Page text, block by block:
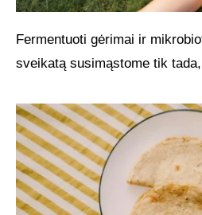
Fermentuoti gėrimai ir
sveikatą susimąstome tik